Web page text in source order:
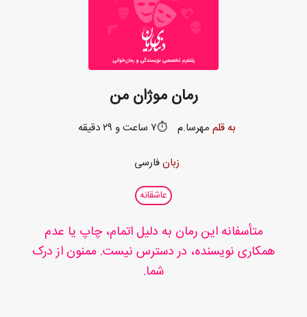
رمان موژان من
به قلم مهرسا.م ⏱️۷ ساعت و ۲۹ دقیقه
زبانفارسی
عاشقانه
متأسفانه این رمان به دلیل اتمام، چاپ یا عدم
همکاری نویسنده، در دسترس نیست. ممنون از درک
شما.